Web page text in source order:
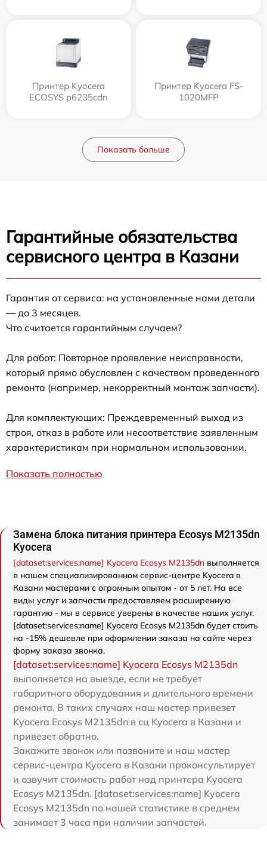
Принтер Kyocera
ECOSYS p6235cdn
Принтер Kyocera FS-
1020MFP
Показать больше
Гарантийные обязательства
сервисного центра в Казани
Гарантия от сервиса: на установленные нами детали
— до 3 месяцев.
Что считается гарантийным случаем?
Для работ: Повторное проявление неисправности,
который прямо обусловлен с качеством проведенного
ремонта (например, некорректный монтаж запчасти).
Для комплектующих: Преждевременный выход из
строя, отказ в работе или несоответствие заявленным
характеристикам при нормальном использовании.
Показать полностью
Замена блока питания принтера Ecosys M2135dn
Kyocera
[dataset:services:name] Kyocera Ecosys M2135dn выполняется
в нашем специализированном сервис-центре Kyocera в
Казани мастерами с огромным опытом - от 5 лет. На все
виды услуг и запчасти предоставляем расширенную
гарантию - мы в сервисе уверены в качестве наших услуг.
[dataset:services:name] Kyocera Ecosys M2135dn будет стоить
на -15% дешевле при оформлении заказа на сайте через
форму заказа звонка.
[dataset:services:name] Kyocera Ecosys M2135dn
выполняется на выезде, если не требует
габаритного оборудования и длительного времени
ремонта. В таких случаях наш мастер привезет
Kyocera Ecosys M2135dn в сц Kyocera в Казани и
привезет обратно.
Закажите звонок или позвоните и наш мастер
сервис-центра Kyocera в Казани проконсультирует
и озвучит стоимость работ над принтера Kyocera
Ecosys M2135dn. [dataset:services:name] Kyocera
Ecosys M2135dn по нашей статистике в среднем
занимает 3 часа при наличии запчастей.